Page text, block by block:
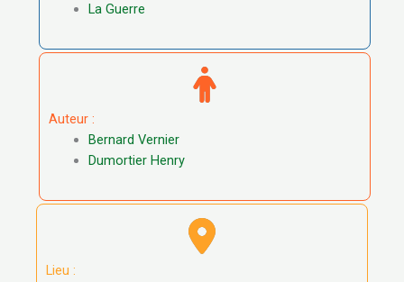
La Guerre
Auteur :
Bernard Vernier
Dumortier Henry
Lieu :